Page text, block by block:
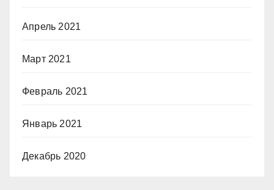
Апрель 2021
Март 2021
Февраль 2021
Январь 2021
Декабрь 2020